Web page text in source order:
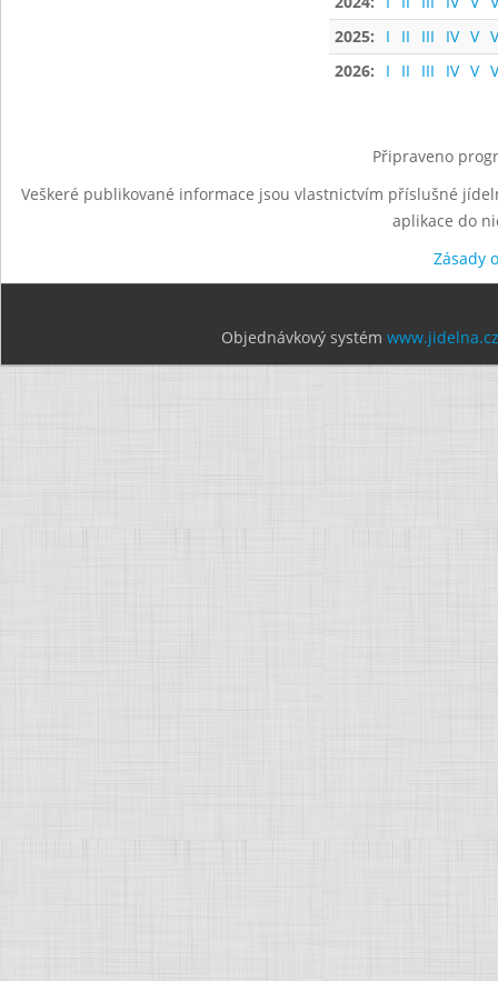
2025:
I II III IV V
2026:
I II III IV V
Připraveno
Veškeré publikované informace jsou vlastnictvím příslušné
aplikace do
Zásady
Objednávkový systém www.jidelna.cz